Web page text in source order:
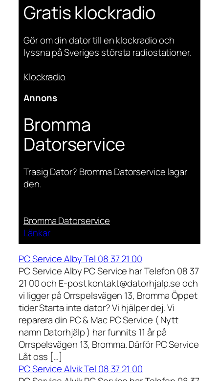
Gratis klockradio
Gör om din dator till en klockradio och
lyssna på Sveriges största radiostationer.
Klockradio
Annons
Bromma
Datorservice
Trasig Dator? Bromma Datorservice lagar
den.
Bromma Datorservice
Länkar
PC Service Alby Tel 08 37 21 00
PC Service Alby PC Service har Telefon 08 37
21 00 och E-post kontakt@datorhjalp.se och
vi ligger på Orrspelsvägen 13, Bromma Öppet
tider Starta inte dator? Vi hjälper dej. Vi
reparera din PC & Mac PC Service ( Nytt
namn Datorhjälp ) har funnits 11 år på
Orrspelsvägen 13, Bromma. Därför PC Service
Låt oss […]
PC Service Alvik Tel 08 37 21 00